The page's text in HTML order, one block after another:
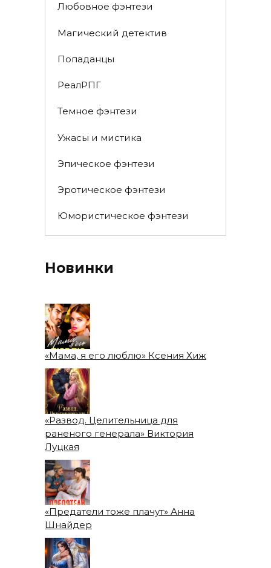
Любовное фэнтези
Магический детектив
Попаданцы
РеалРПГ
Темное фэнтези
Ужасы и мистика
Эпическое фэнтези
Эротическое фэнтези
Юмористическое фэнтези
Новинки
«Мама, я его люблю» Ксения Хиж
«Развод. Целительница для
раненого генерала» Виктория
Луцкая
«Предатели тоже плачут» Анна
Шнайдер